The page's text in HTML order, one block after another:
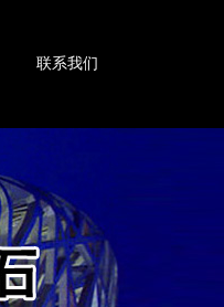
联系我们